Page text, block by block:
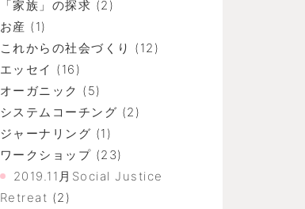
「家族」の探求 (2)
お産 (1)
これからの社会づくり (12)
エッセイ (16)
オーガニック (5)
システムコーチング (2)
ジャーナリング (1)
ワークショップ (23)
2019.11月Social Justice
Retreat (2)